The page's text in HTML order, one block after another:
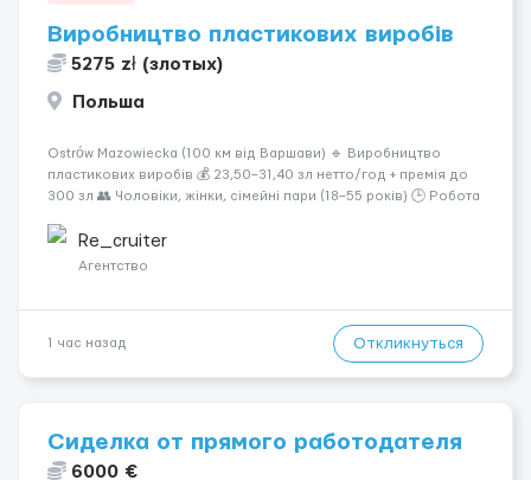
Виробництво пластикових виробів
5275 zł (злотых)
Польша
Ostrów Mazowiecka (100 км від Варшави) 🔹 Виробництво
пластикових виробів 💰 23,50–31,40 зл нетто/год + премія до
300 зл 👥 Чоловіки, жінки, сімейні пари (18–55 років) 🕒 Робота
житло — 400 зл. 📦 Обов...
Re_cruiter
Агентство
1 час назад Откликнуться
Сиделка от прямого работодателя
6000 €